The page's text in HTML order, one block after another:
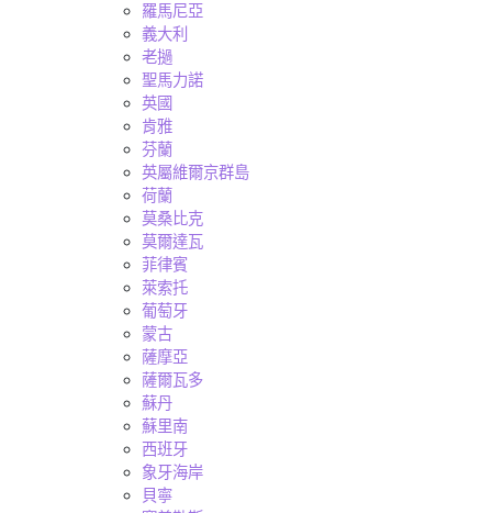
羅馬尼亞
義大利
老撾
聖馬力諾
英國
肯雅
芬蘭
英屬維爾京群島
荷蘭
莫桑比克
莫爾達瓦
菲律賓
萊索托
葡萄牙
蒙古
薩摩亞
薩爾瓦多
蘇丹
蘇里南
西班牙
象牙海岸
貝寧